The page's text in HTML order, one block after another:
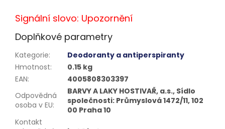
Signální slovo: Upozornění
Doplňkové parametry
Kategorie:
Deodoranty a antiperspiranty
Hmotnost:
0.15 kg
EAN:
4005808303397
Odpovědná
osoba v EU:
BARVY A LAKY HOSTIVAŘ, a.s., Sídlo
společnosti: Průmyslová 1472/11, 102
00 Praha 10
Kontakt